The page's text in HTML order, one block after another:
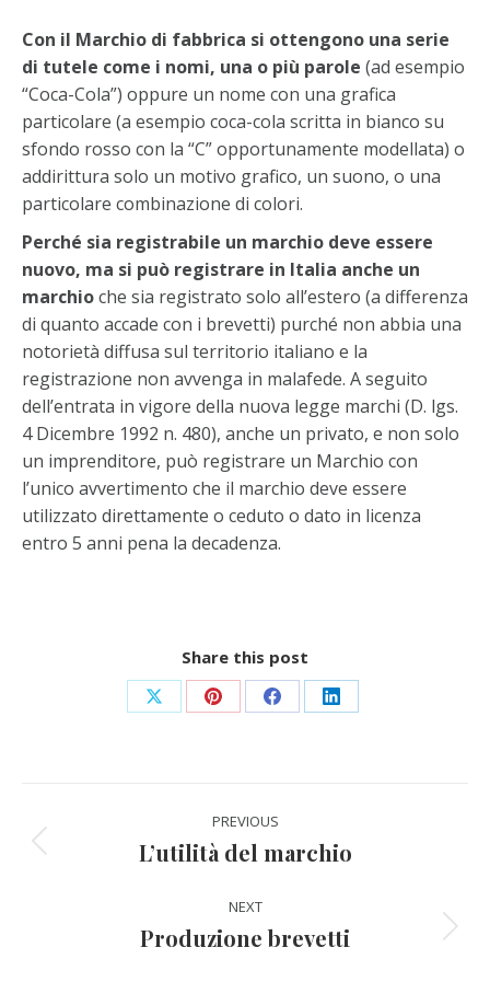
Con il Marchio di fabbrica si ottengono una serie
di tutele come i nomi, una o più parole (ad esempio
“Coca-Cola”) oppure un nome con una grafica
particolare (a esempio coca-cola scritta in bianco su
sfondo rosso con la “C” opportunamente modellata) o
addirittura solo un motivo grafico, un suono, o una
particolare combinazione di colori.
Perché sia registrabile un marchio deve essere
nuovo, ma si può registrare in Italia anche un
marchioche sia registrato solo all’estero (a differenza
di quanto accade con i brevetti) purché non abbia una
notorietà diffusa sul territorio italiano e la
registrazione non avvenga in malafede. A seguito
dell’entrata in vigore della nuova legge marchi (D. lgs.
4 Dicembre 1992 n. 480), anche un privato, e non solo
un imprenditore, può registrare un Marchio con
l’unico avvertimento che il marchio deve essere
utilizzato direttamente o ceduto o dato in licenza
entro 5 anni pena la decadenza.
Share this post
Share Share Share Share
navigation
PREVIOUS
Previous
L’utilità del marchio
NEXT
Next
Produzione brevetti